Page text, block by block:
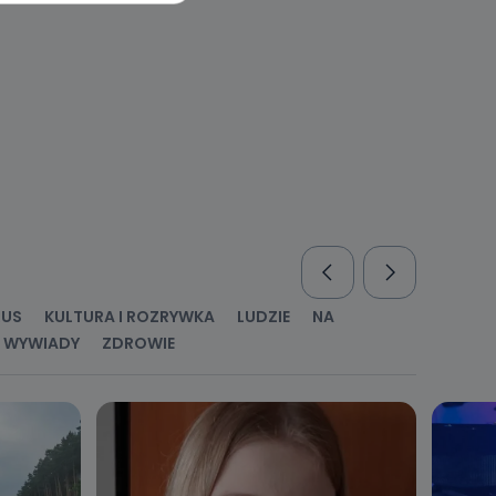
od
ze
KULTURA I ROZRYWKA LUDZIE
NA
WYWIADY ZDROWIE